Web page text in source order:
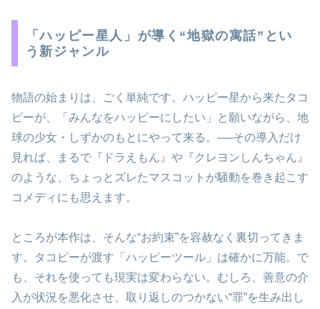
「ハッピー星人」が導く“地獄の寓話”とい
う新ジャンル
物語の始まりは、ごく単純です。ハッピー星から来たタコ
ピーが、「みんなをハッピーにしたい」と願いながら、地
球の少女・しずかのもとにやって来る。──その導入だけ
見れば、まるで『ドラえもん』や『クレヨンしんちゃん』
のような、ちょっとズレたマスコットが騒動を巻き起こす
コメディにも思えます。
ところが本作は、そんな“お約束”を容赦なく裏切ってきま
す。タコピーが渡す「ハッピーツール」は確かに万能。で
も、それを使っても現実は変わらない。むしろ、善意の介
入が状況を悪化させ、取り返しのつかない“罪”を生み出し